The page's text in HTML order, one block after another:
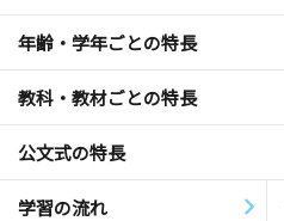
年齢・学年ごとの特長
教科・教材ごとの特長
公文式の特長
学習の流れ